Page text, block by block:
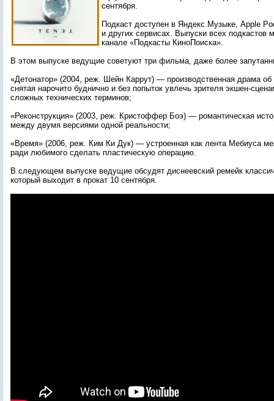
сентября.
Подкаст доступен в Яндекс.Музыке, Apple
и других сервисах. Выпуски всех подкастов
канале «Подкасты КиноПоиска».
В этом выпуске ведущие советуют три фильма, даже более
«Детонатор» (2004, реж. Шейн Каррут) — производственная драма
снятая нарочито буднично и без попыток увлечь зрителя экшен-
сложных технических терминов;
«Реконструкция» (2003, реж. Кристоффер Боэ) — романтическая
между двумя версиями одной реальности;
«Время» (2006, реж. Ким Ки Дук) — устроенная как лента Мебиуса
ради любимого сделать пластическую операцию.
В следующем выпуске ведущие обсудят диснеевский ремейк
который выходит в прокат 10 сентября.